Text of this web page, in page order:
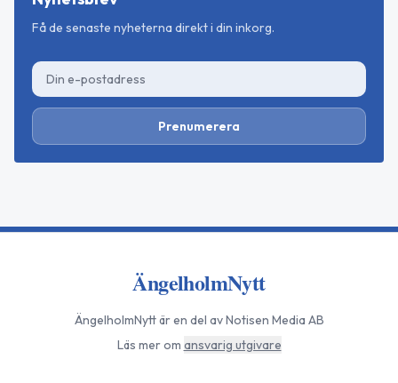
Få de senaste nyheterna direkt i din inkorg.
Prenumerera
ÄngelholmNytt
ÄngelholmNyttär en del av Notisen Media AB
Läs mer om ansvarig utgivare